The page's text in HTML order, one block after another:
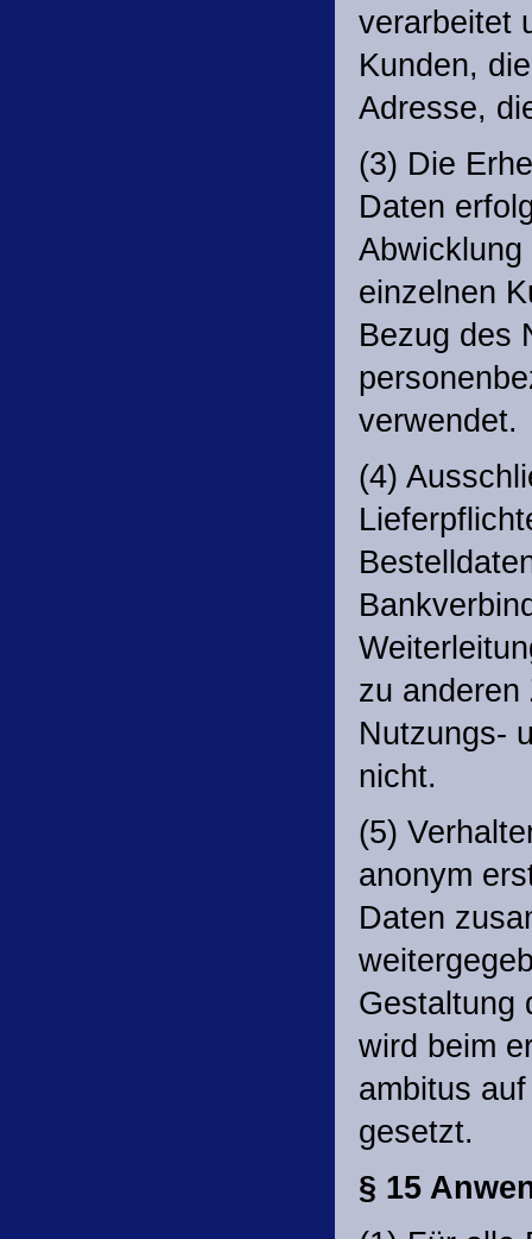
verarbeitet
Kunden,
Adresse,
(3) Die
Daten
einzelnen
Bezug des
verwendet.
(4)
zu anderen
Nutzungs-
nicht.
(5)
anonym
Daten
Gestaltung
wird beim
ambitus
gesetzt.
§ 15